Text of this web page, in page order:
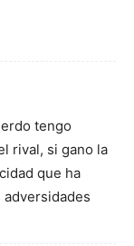
tengo
rival, si gano la
que ha